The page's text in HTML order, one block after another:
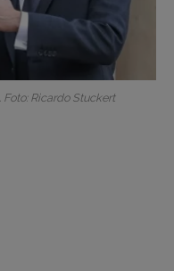
Ricardo Stuckert